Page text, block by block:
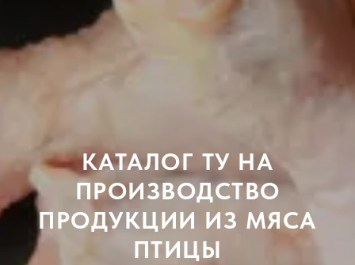
КАТАЛОГ ТУ НА
ПРОИЗВОДСТВО
ПРОДУКЦИИ ИЗ МЯСА
ПТИЦЫ